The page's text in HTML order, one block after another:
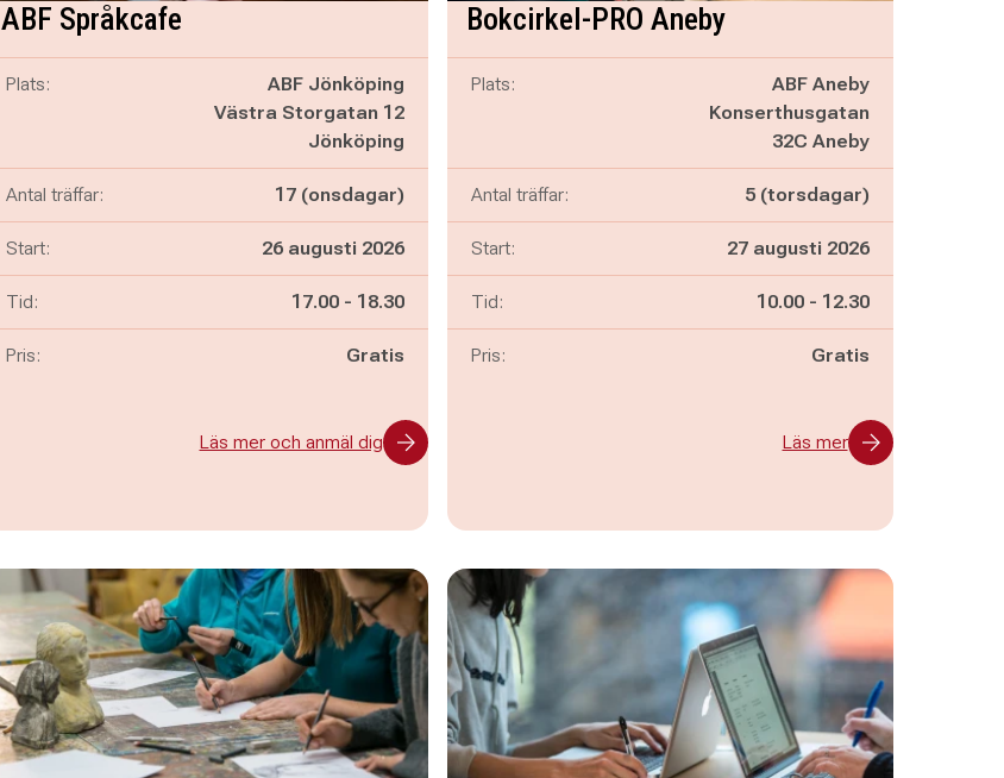
ABF Språkcafe
Plats:
ABF Jönköping
Västra Storgatan 12
Jönköping
Antal träffar: 17 (onsdagar)
Start: 26 augusti 2026
Tid: Pågår mellan
17.00 - och
18.30
Pris: Gratis
Läs mer och anmäl dig
Bokcirkel-PRO Aneby
Plats:
ABF Aneby
Konserthusgatan
32C Aneby
Antal träffar: 5 (torsdagar)
Start: 27 augusti 2026
Tid: Pågår mellan
10.00 - och
12.30
Pris: Gratis
Läs mer